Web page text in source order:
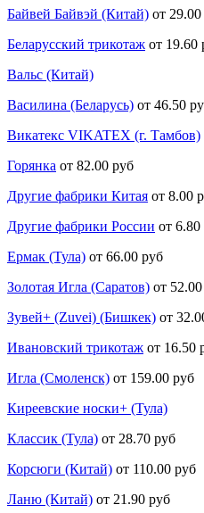
Байвей Байвэй (Китай) от
Беларусский трикотаж от 19.60
Вальс (Китай)
Василина (Беларусь) от 46.50
Викатекс VIKATEX (г. Тамбов)
Горянка от 82.00 руб
Другие фабрики Китая от 8.00
Другие фабрики России от 6.80
Ермак (Тула) от 66.00 руб
Золотая Игла (Саратов) от
Зувей+ (Zuvei) (Бишкек) от
Ивановский трикотаж от 16.50
Игла (Смоленск) от 159.00 руб
Киреевские носки+ (Тула)
Классик (Тула) от 28.70 руб
Корсюги (Китай) от 110.00 руб
Ланю (Китай) от 21.90 руб